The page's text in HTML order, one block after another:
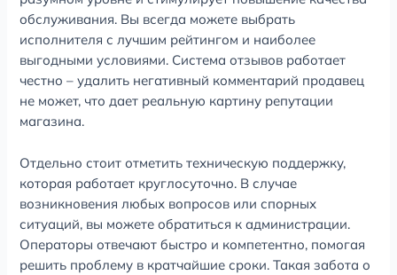
обслуживания. Вы всегда можете выбрать
исполнителя с лучшим рейтингом и наиболее
выгодными условиями. Система отзывов работает
честно – удалить негативный комментарий продавец
не может, что дает реальную картину репутации
магазина.
Отдельно стоит отметить техническую поддержку,
которая работает круглосуточно. В случае
возникновения любых вопросов или спорных
ситуаций, вы можете обратиться к администрации.
Операторы отвечают быстро и компетентно, помогая
решить проблему в кратчайшие сроки. Такая забота о